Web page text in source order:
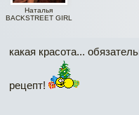
Наталья
BACKSTREET GIRL
какая красота...
рецепт!